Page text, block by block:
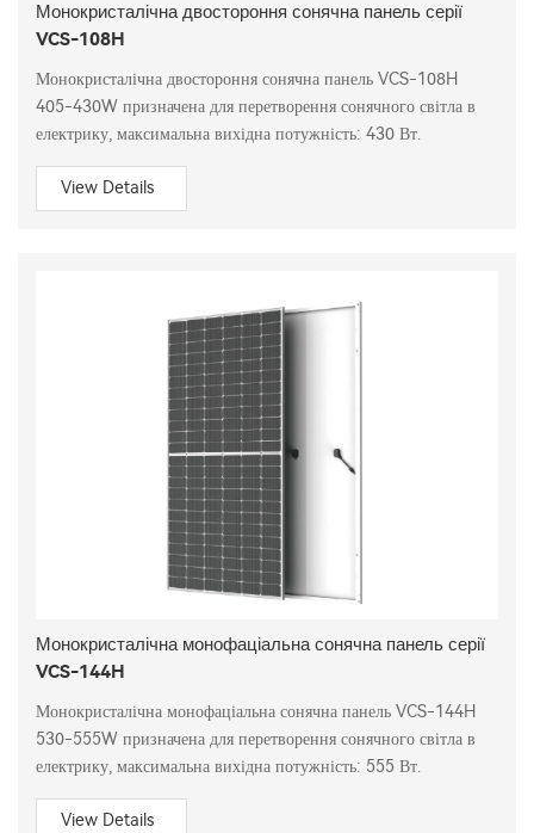
Монокристалічна двостороння сонячна панель серії
VCS-108H
Монокристалічна двостороння сонячна панель VCS-108H
405-430W призначена для перетворення сонячного світла в
електрику, максимальна вихідна потужність: 430 Вт.
View Details
Монокристалічна монофаціальна сонячна панель серії
VCS-144H
Монокристалічна монофаціальна сонячна панель VCS-144H
530-555W призначена для перетворення сонячного світла в
електрику, максимальна вихідна потужність: 555 Вт.
View Details